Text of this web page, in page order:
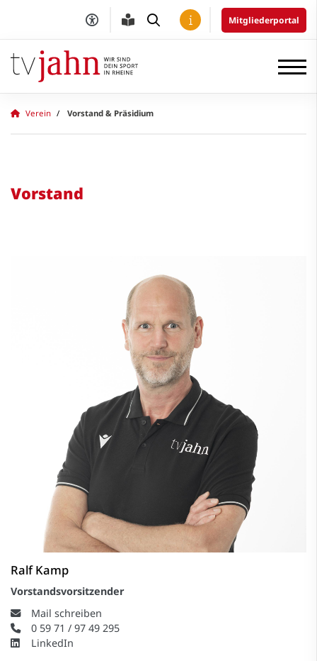
Mitgliederportal
Verein Vorstand & Präsidium
Vorstand
Ralf Kamp
Vorstandsvorsitzender
Mail schreiben
0 59 71 / 97 49 295
LinkedIn